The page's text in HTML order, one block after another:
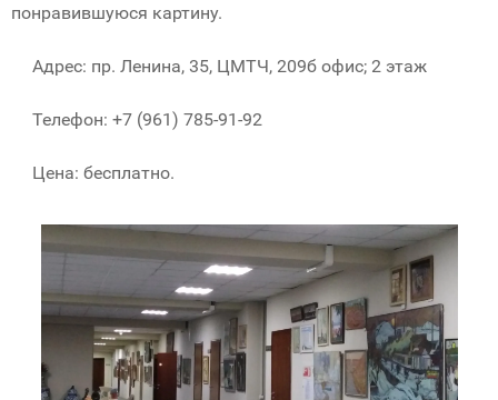
понравившуюся картину.
Адрес: пр. Ленина, 35, ЦМТЧ, 209б офис; 2 этаж
Телефон: +7 (961) 785-91-92
Цена: бесплатно.